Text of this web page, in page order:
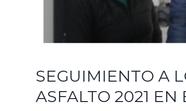
SEGUIMIENTO A
ASFALTO 2021